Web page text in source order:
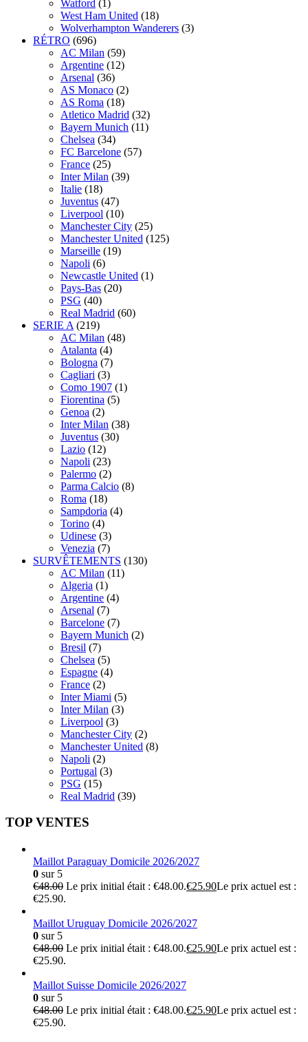
Watford (1)
West Ham United (18)
Wolverhampton Wanderers (3)
RÉTRO (696)
AC Milan (59)
Argentine (12)
Arsenal (36)
AS Monaco (2)
AS Roma (18)
Atletico Madrid (32)
Bayern Munich (11)
Chelsea (34)
FC Barcelone (57)
France (25)
Inter Milan (39)
Italie (18)
Juventus (47)
Liverpool (10)
Manchester City (25)
Manchester United (125)
Marseille (19)
Napoli (6)
Newcastle United (1)
Pays-Bas (20)
PSG (40)
Real Madrid (60)
SERIE A (219)
AC Milan (48)
Atalanta (4)
Bologna (7)
Cagliari (3)
Como 1907 (1)
Fiorentina (5)
Genoa (2)
Inter Milan (38)
Juventus (30)
Lazio (12)
Napoli (23)
Palermo (2)
Parma Calcio (8)
Roma (18)
Sampdoria (4)
Torino (4)
Udinese (3)
Venezia (7)
SURVÊTEMENTS (130)
AC Milan (11)
Algeria (1)
Argentine (4)
Arsenal (7)
Barcelone (7)
Bayern Munich (2)
Bresil (7)
Chelsea (5)
Espagne (4)
France (2)
Inter Miami (5)
Inter Milan (3)
Liverpool (3)
Manchester City (2)
Manchester United (8)
Napoli (2)
Portugal (3)
PSG (15)
Real Madrid (39)
TOP VENTES
Maillot Paraguay Domicile 2026/2027
0 sur 5
€48.00 Le prix initial était : €48.00.€25.90Le prix actuel est :
€25.90.
Maillot Uruguay Domicile 2026/2027
0 sur 5
€48.00 Le prix initial était : €48.00.€25.90Le prix actuel est :
€25.90.
Maillot Suisse Domicile 2026/2027
0 sur 5
€48.00 Le prix initial était : €48.00.€25.90Le prix actuel est :
€25.90.